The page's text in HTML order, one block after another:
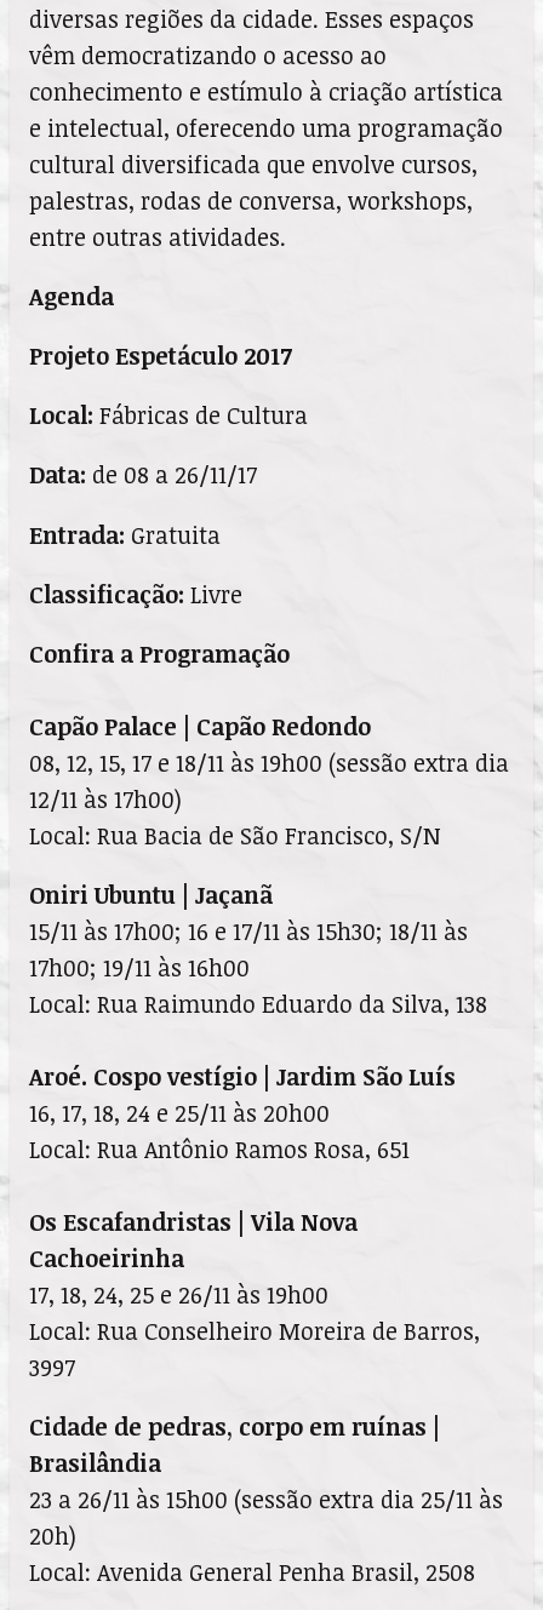
diversas regiões da cidade. Esses espaços
vêm democratizando o acesso ao
conhecimento e estímulo à criação artística
e intelectual, oferecendo uma programação
cultural diversificada que envolve cursos,
palestras, rodas de conversa, workshops,
entre outras atividades.
Agenda
Projeto Espetáculo 2017
Local: Fábricas de Cultura
Data: de 08 a 26/11/17
Entrada: Gratuita
Classificação: Livre
Confira a Programação
Capão Palace | Capão Redondo
08, 12, 15, 17 e 18/11 às 19h00 (sessão extra dia
12/11 às 17h00)
Local: Rua Bacia de São Francisco, S/N
Oniri Ubuntu | Jaçanã
15/11 às 17h00; 16 e 17/11 às 15h30; 18/11 às
17h00; 19/11 às 16h00
Local: Rua Raimundo Eduardo da Silva, 138
Aroé. Cospo vestígio | Jardim São Luís
16, 17, 18, 24 e 25/11 às 20h00
Local: Rua Antônio Ramos Rosa, 651
Os Escafandristas | Vila Nova
Cachoeirinha
17, 18, 24, 25 e 26/11 às 19h00
Local: Rua Conselheiro Moreira de Barros,
3997
Cidade de pedras, corpo em ruínas |
Brasilândia
23 a 26/11 às 15h00 (sessão extra dia 25/11 às
20h)
Local: Avenida General Penha Brasil, 2508